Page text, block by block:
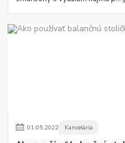
01.05.2022 Kancelária